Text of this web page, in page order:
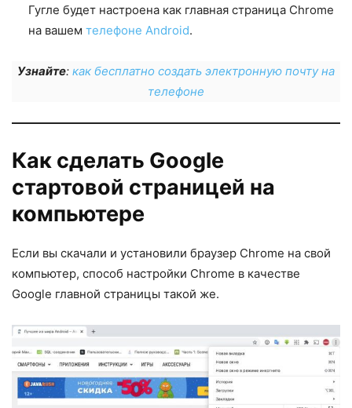
Гугле будет настроена как главная страница Chrome
на вашем телефоне Android.
Узнайте: как бесплатно создать электронную почту на
телефоне
Как сделать Google
стартовой страницей на
компьютере
Если вы скачали и установили браузер Chrome на свой
компьютер, способ настройки Chrome в качестве
Google главной страницы такой же.